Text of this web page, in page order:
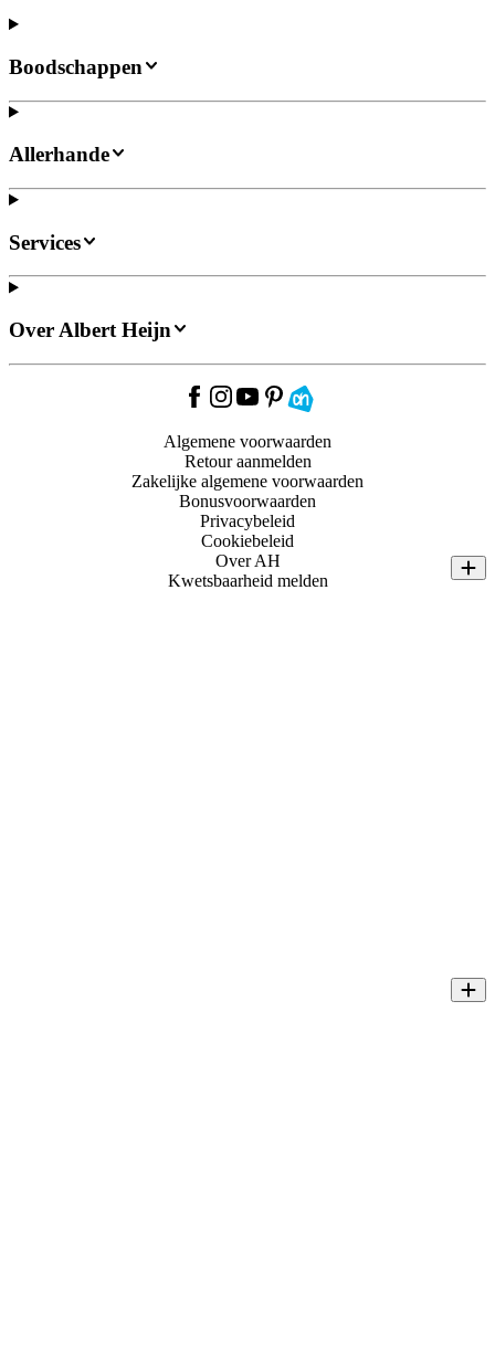
Boodschappen
Allerhande
Services
Over Albert Heijn
Algemene voorwaarden
Retour aanmelden
Zakelijke algemene voorwaarden
Bonusvoorwaarden
Privacybeleid
Cookiebeleid
Over AH
Kwetsbaarheid melden